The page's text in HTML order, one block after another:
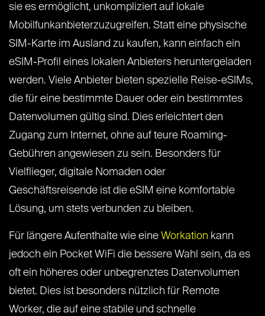
sie es ermöglicht, unkompliziert auf lokale
Mobilfunkanbieterzuzugreifen. Statt eine physische
SIM-Karte im Ausland zu kaufen, kann einfach ein
eSIM-Profil eines lokalen Anbieters heruntergeladen
werden. Viele Anbieter bieten spezielle Reise-eSIMs,
die für eine bestimmte Dauer oder ein bestimmtes
Datenvolumen gültig sind. Dies erleichtert den
Zugang zum Internet, ohne auf teure Roaming-
Gebühren angewiesen zu sein. Besonders für
Vielflieger, digitale Nomaden oder
Geschäftsreisende ist die eSIM eine komfortable
Lösung, um stets verbunden zu bleiben.
Für längere Aufenthalte wie eine Workation kann
jedoch ein Pocket WiFi die bessere Wahl sein, da es
oft ein höheres oder unbegrenztes Datenvolumen
bietet. Dies ist besonders nützlich für Remote
Worker, die auf eine stabile und schnelle